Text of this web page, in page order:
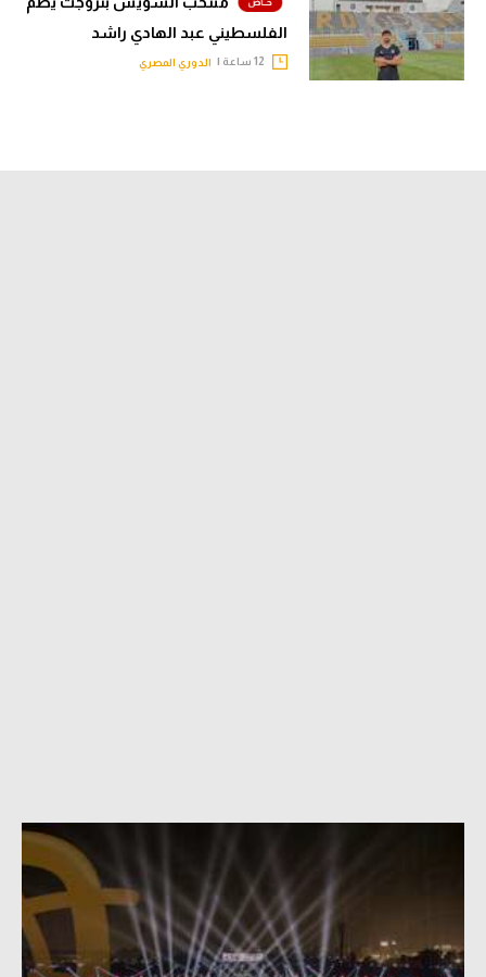
الفلسطيني عبد الهادي راشد
الدوري المصري